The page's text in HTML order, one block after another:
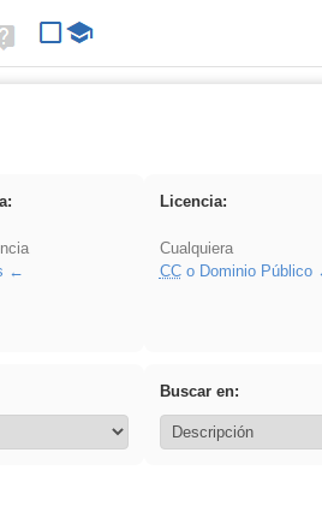
avanzada
Licencia:
Cualquiera
CCo Dominio Público
Buscar en: